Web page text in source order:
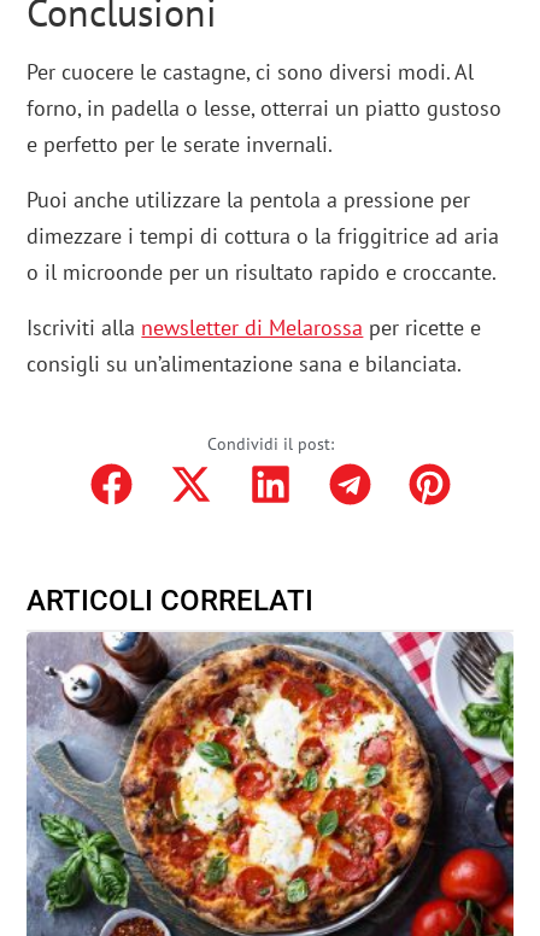
Conclusioni
Per cuocere le castagne, ci sono diversi modi. Al
forno, in padella o lesse, otterrai un piatto gustoso
e perfetto per le serate invernali.
Puoi anche utilizzare la pentola a pressione per
dimezzare i tempi di cottura o la friggitrice ad aria
o il microonde per un risultato rapido e croccante.
Iscriviti alla newsletter di Melarossa per ricette e
consigli su un’alimentazione sana e bilanciata.
Condividi il post:
ARTICOLI CORRELATI